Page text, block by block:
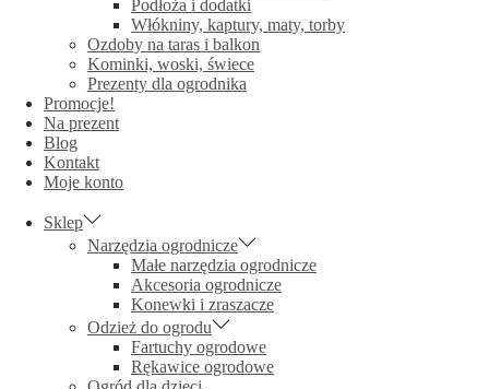
Podłoża i dodatki
Włókniny, kaptury, maty, torby
Ozdoby na taras i balkon
Kominki, woski, świece
Prezenty dla ogrodnika
Promocje!
Na prezent
Blog
Kontakt
Moje konto
Sklep
Narzędzia ogrodnicze
Małe narzędzia ogrodnicze
Akcesoria ogrodnicze
Konewki i zraszacze
Odzież do ogrodu
Fartuchy ogrodowe
Rękawice ogrodowe